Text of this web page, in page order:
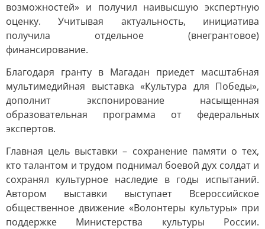
возможностей» и получил наивысшую экспертную
оценку. Учитывая актуальность, инициатива
получила отдельное (внегрантовое)
финансирование.
Благодаря гранту в Магадан приедет масштабная
мультимедийная выставка «Культура для Победы»,
дополнит экспонирование насыщенная
образовательная программа от федеральных
экспертов.
Главная цель выставки – сохранение памяти о тех,
кто талантом и трудом поднимал боевой дух солдат и
сохранял культурное наследие в годы испытаний.
Автором выставки выступает Всероссийское
общественное движение «Волонтеры культуры» при
поддержке Министерства культуры России.